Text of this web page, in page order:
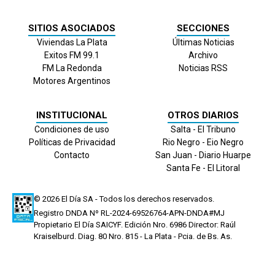
SITIOS ASOCIADOS
Viviendas La Plata
Exitos FM 99.1
FM La Redonda
Motores Argentinos
SECCIONES
Últimas Noticias
Archivo
Noticias RSS
INSTITUCIONAL
Condiciones de uso
Políticas de Privacidad
Contacto
OTROS DIARIOS
Salta - El Tribuno
Rio Negro - Eio Negro
San Juan - Diario Huarpe
Santa Fe - El Litoral
© 2026 El Día SA - Todos los derechos reservados.
Registro DNDA Nº RL-2024-69526764-APN-DNDA#MJ
Propietario El Día SAICYF. Edición Nro. 6986 Director: Raúl
Kraiselburd. Diag. 80 Nro. 815 - La Plata - Pcia. de Bs. As.